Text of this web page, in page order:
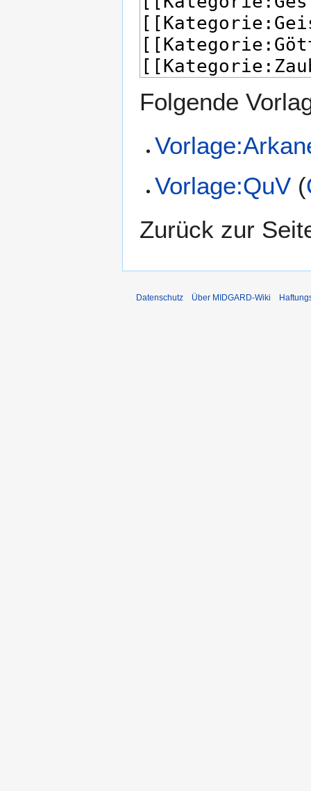
Folgende
Vorlage:QuV (
Zurück zur
Datenschutz Über MIDGARD-Wiki